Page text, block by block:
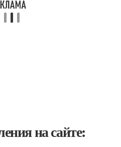
на сайте: